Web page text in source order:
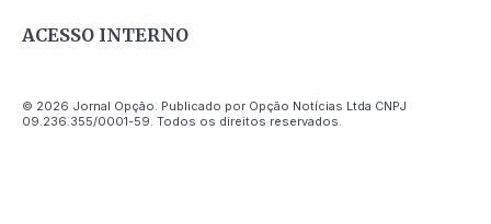
ACESSO INTERNO
© 2026 Jornal Opção. Publicado por Opção Notícias Ltda CNPJ
09.236.355/0001-59. Todos os direitos reservados.